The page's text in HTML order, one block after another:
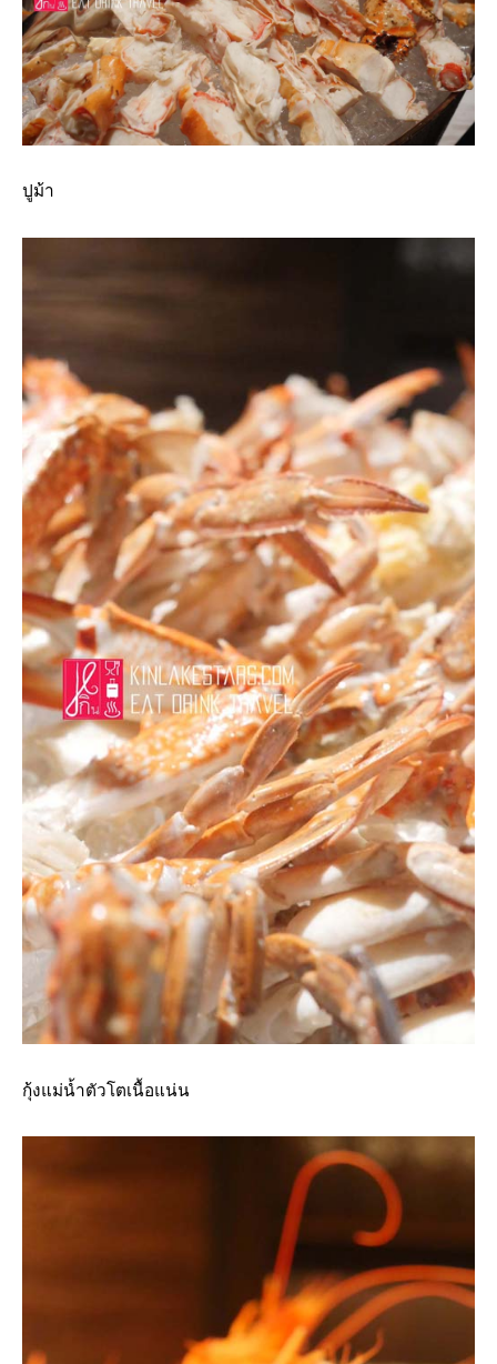
ปูม้า
กุ้งแม่น้ำตัวโตเนื้อแน่น